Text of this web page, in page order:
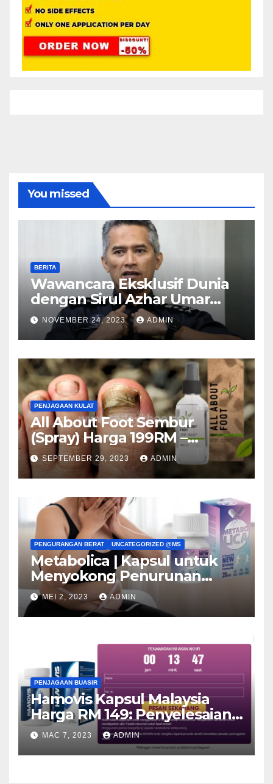
You missed
BERITA
Wawancara Eksklusif Dunia
dengan Sirul Azhar Umar
mengenai Pembunuhan
Malaysia
NOVEMBER 24, 2023 ADMIN
PENJAGAAN KULAT
All About Foot Sembur
(Spray) Harga 199RM –
Semburan Kuku Anti-Kulat
(Malaysia)
SEPTEMBER 29, 2023 ADMIN
PENGURANGAN BERAT UNCATEGORIZED @MS
Metabolica | Kapsul untuk
Menyokong Penurunan
Berat! Pendapat & Harga
MEI 2, 2023 ADMIN
PENJAGAAN BUASIR
Hamovis Kapsul Malaysia
Harga RM 149: Penyelesaian
untuk Buasir!
MAC 7, 2023 ADMIN